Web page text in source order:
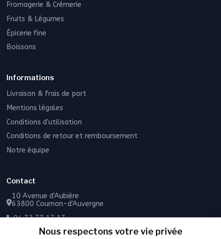
Fromagerie & Crémerie
Fruits & Légumes
Épicerie fine
Boissons
Informations
Livraison & frais de port
Mentions légales
Conditions d'utilisation
Conditions de retour et remboursement
Notre équipe
Contact
10 Avenue d'Aubière
63800 Cournon-d'Auvergne
04 73 77 17 17
06 49 55 43 72Nous respectons votre vie privée